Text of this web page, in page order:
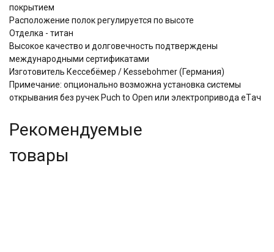
покрытием
Расположение полок регулируется по высоте
Отделка - титан
Высокое качество и долговечность подтверждены
международными сертификатами
Изготовитель Кессебёмер / Kessebohmer (Германия)
Примечание: опционально возможна установка системы
открывания без ручек Puch to Open или электропривода eTач
Рекомендуемые
товары